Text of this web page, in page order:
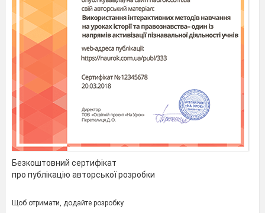
Безкоштовний сертифікат
про публікацію авторської розробки
Щоб отримати, додайте розробку